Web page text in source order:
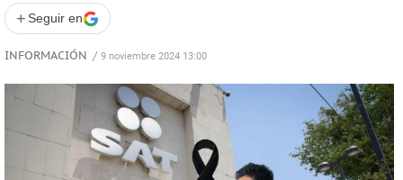
+ Seguir en
INFORMACIÓN / 9 noviembre 2024 13:00